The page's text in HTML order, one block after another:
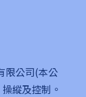
限公司(本公
縱及控制。